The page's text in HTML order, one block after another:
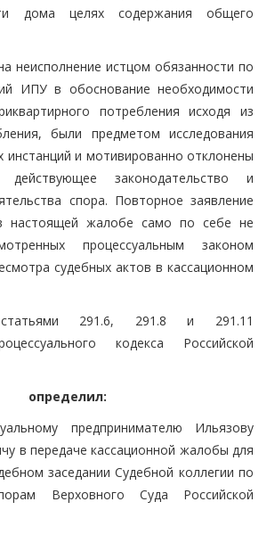
дома целях содержания общего
неисполнение истцом обязанности по
ИПУ в обоснование необходимости
потребления исходя из
были предметом исследования
инстанций и мотивированно отклонены
законодательство и
спора. Повторное заявление
настоящей жалобе само по себе не
процессуальным законом
судебных актов в кассационном
статьями 291.6, 291.8 и 291.11
кодекса Российской
определил:
предпринимателю Ильязову
в передаче кассационной жалобы для
заседании Судебной коллегии по
Верховного Суда Российской